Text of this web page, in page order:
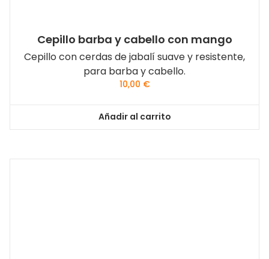
Cepillo barba y cabello con mango
Cepillo con cerdas de jabalí suave y resistente,
para barba y cabello.
10,00 €
Añadir al carrito